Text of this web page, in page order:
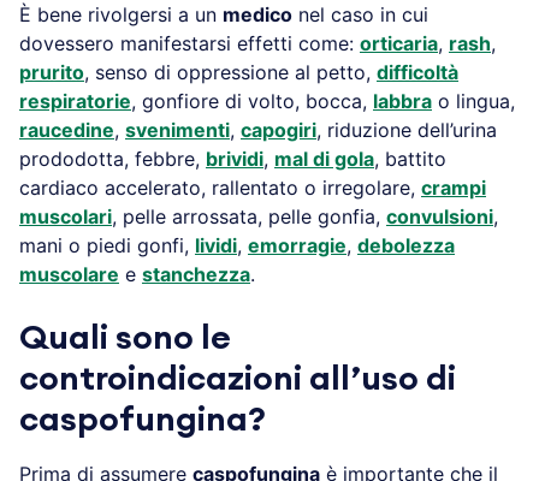
È bene rivolgersi a un medico nel caso in cui
dovessero manifestarsi effetti come: orticaria, rash,
prurito, senso di oppressione al petto, difficoltà
respiratorie, gonfiore di volto, bocca, labbra o lingua,
raucedine, svenimenti, capogiri, riduzione dell’urina
prododotta, febbre, brividi, mal di gola, battito
cardiaco accelerato, rallentato o irregolare, crampi
muscolari, pelle arrossata, pelle gonfia, convulsioni,
mani o piedi gonfi, lividi, emorragie, debolezza
muscolare e stanchezza.
Quali sono le
controindicazioni all’uso di
caspofungina?
Prima di assumere caspofungina è importante che il